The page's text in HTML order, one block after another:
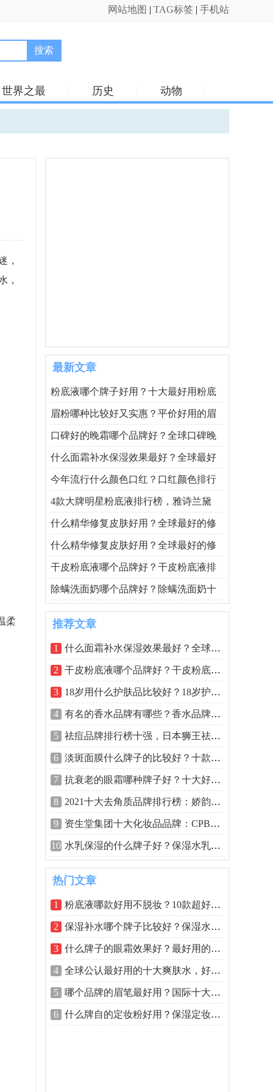
网站地图 | TAG标签 | 手机站
搜索
世界之最 历史 动物
，
，
柔
最新文章
粉底液哪个牌子好用？十大最好用粉底
眉粉哪种比较好又实惠？平价好用的眉
口碑好的晚霜哪个品牌好？全球口碑晚
什么面霜补水保湿效果最好？全球最好
今年流行什么颜色口红？口红颜色排行
4款大牌明星粉底液排行榜，雅诗兰黛
什么精华修复皮肤好用？全球最好的修
什么精华修复皮肤好用？全球最好的修
干皮粉底液哪个品牌好？干皮粉底液排
除螨洗面奶哪个品牌好？除螨洗面奶十
推荐文章
1 什么面霜补水保湿效果最好？全球最好用
2 干皮粉底液哪个品牌好？干皮粉底液排行
3 18岁用什么护肤品比较好？18岁护肤品排行
4 有名的香水品牌有哪些？香水品牌排行榜
5 祛痘品牌排行榜十强，日本狮王祛痘膏排
6 淡斑面膜什么牌子的比较好？十款补水淡
7 抗衰老的眼霜哪种牌子好？十大好用抗衰
8 2021十大去角质品牌排行榜：娇韵诗上榜，
9 资生堂集团十大化妆品品牌：CPB居首，资
10 水乳保湿的什么牌子好？保湿水乳排行榜
热门文章
1 粉底液哪款好用不脱妆？10款超好用的大
2 保湿补水哪个牌子比较好？保湿水排行榜
3 什么牌子的眼霜效果好？最好用的眼霜排
4 全球公认最好用的十大爽肤水，好用的爽
5 哪个品牌的眉笔最好用？国际十大畅销眉
6 什么牌自的定妆粉好用？保湿定妆粉排行